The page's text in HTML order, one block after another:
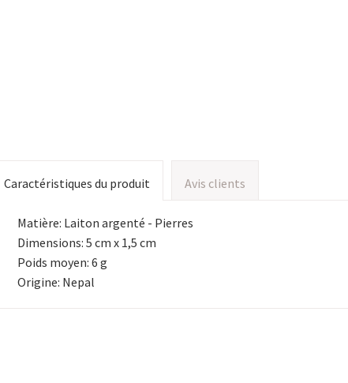
Caractéristiques du produit Avis clients
Matière: Laiton argenté - Pierres
Dimensions: 5 cm x 1,5 cm
Poids moyen: 6 g
Origine: Nepal